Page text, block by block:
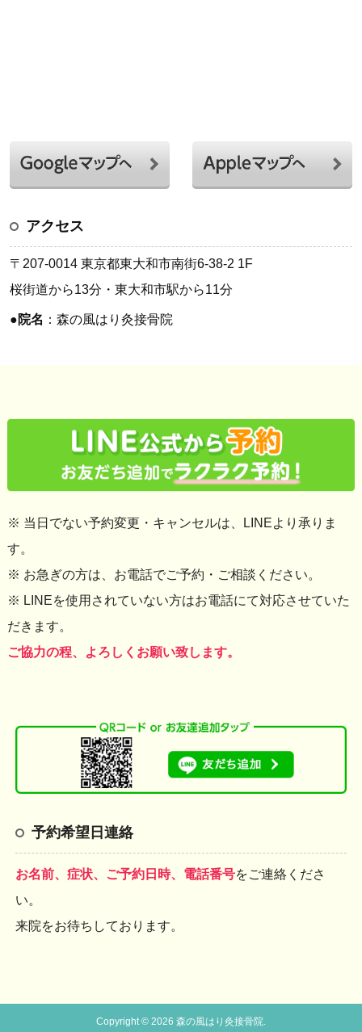
アクセス
〒207-0014 東京都東大和市南街6-38-2 1F
桜街道から13分・東大和市駅から11分
●院名 ：森の風はり灸接骨院
※ 当日でない予約変更・キャンセルは、LINEより承りま
す。
※ お急ぎの方は、お電話でご予約・ご相談ください。
※ LINEを使用されていない方はお電話にて対応させていた
だきます。
ご協力の程、よろしくお願い致します。
予約希望日連絡
お名前、症状、ご予約日時、電話番号をご連絡くださ
い。
来院をお待ちしております。
Copyright © 2026 森の風はり灸接骨院.